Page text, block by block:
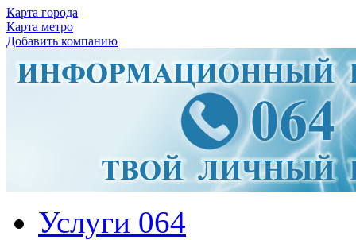
Карта города
Карта метро
Добавить компанию
Услуги 064